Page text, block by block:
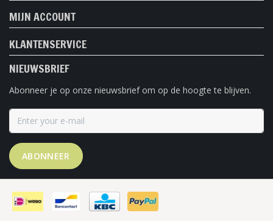
MIJN ACCOUNT
KLANTENSERVICE
NIEUWSBRIEF
Abonneer je op onze nieuwsbrief om op de hoogte te blijven.
ABONNEER